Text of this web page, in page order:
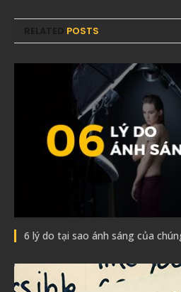
POSTS
6 lý do tại sao ánh sáng của